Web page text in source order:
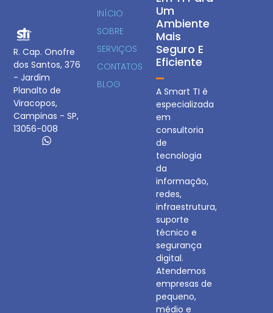
R. Cap. Onofre
dos Santos, 376
- Jardim
Planalto de
Viracopos,
Campinas - SP,
13056-008
Um
Ambiente
Mais
Seguro E
Eficiente
A Smart TI é
especializada
em
consultoria
de
tecnologia
da
informação,
redes,
infraestrutura,
suporte
técnico e
segurança
digital.
Atendemos
empresas de
pequeno,
médio e
INÍCIO
SOBRE
SERVIÇOS
CONTATOS
BLOG